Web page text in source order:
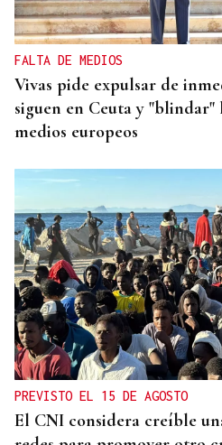
FALTA DE MEDIOS
Vivas pide expulsar de
siguen en Ceuta y
medios europeos
PREVISTO EL 15 DE AGOSTO
El CNI considera creíble